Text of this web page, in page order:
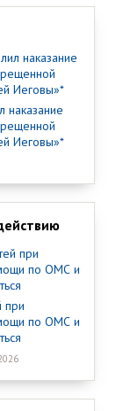
наказание
Иеговы»*
при
по ОМС и